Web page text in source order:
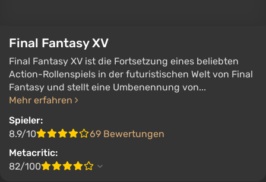
Final Fantasy XV
Final Fantasy XV ist die Fortsetzung eines beliebten
Action-Rollenspiels in der futuristischen Welt von Final
Fantasy und stellt eine Umbenennung von...
Mehr erfahren
Spieler:
8.9/10
69 Bewertungen
Metacritic:
82/100